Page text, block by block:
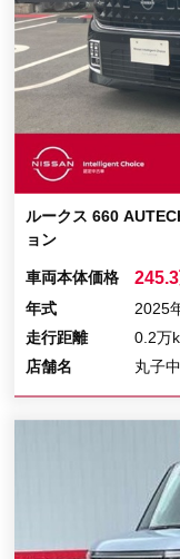
ルークス 660
ョン
車両本体価格
年式
2025
走行距離
0.2万
店舗名
丸子